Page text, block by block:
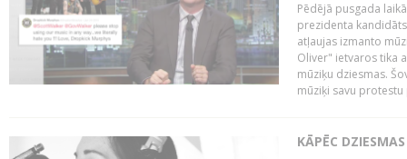
Pēdējā pusgada
prezidenta
atļaujas izmanto
Oliver" ietvaros tika
mūziķu dziesmas.
mūziķi savu
KĀPĒC